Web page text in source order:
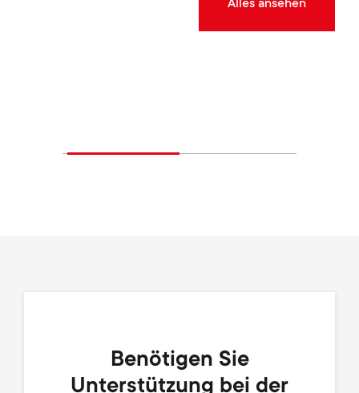
Alles ansehen
Benötigen Sie
Unterstützung bei der